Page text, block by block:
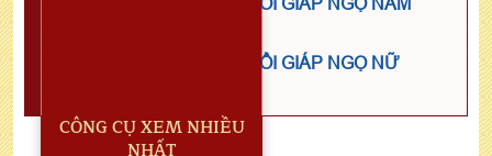
TỬ VI NĂM 2024 TUỔI GIÁP NGỌ NỮ
CÔNG CỤ XEM NHIỀU